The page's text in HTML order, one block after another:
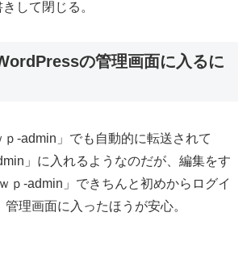
して閉じる。
の管理画面に入るに
-admin」でも自動的に転送されて
」に入れるようなのだが、編集をす
ｐ-admin」できちんと初めからログイ
理画面に入ったほうが安心。